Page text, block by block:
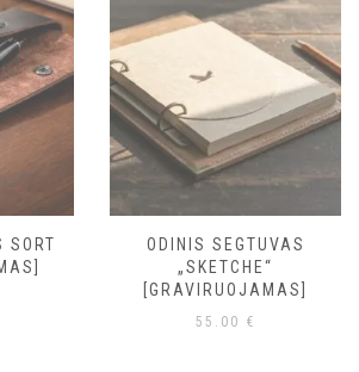
SORT
ODINIS SEGTUVAS
„SKETCHE“
[GRAVIRUOJAMAS]
55.00 €